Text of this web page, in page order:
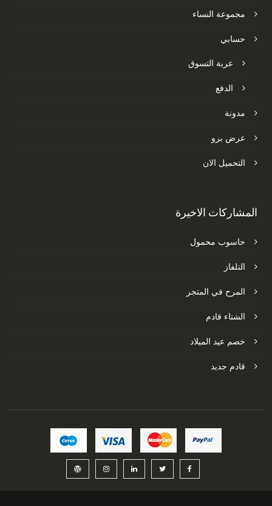
مجموعة النساء
حسابي
عربة التسوق
الدفع
مدونة
عرض برو
التحميل الان
المشاركات الاخيرة
حاسوب محمول
التلفاز
المرح في المتجر
الشتاء قادم
خصم عيد الميلاد
قادم جديد